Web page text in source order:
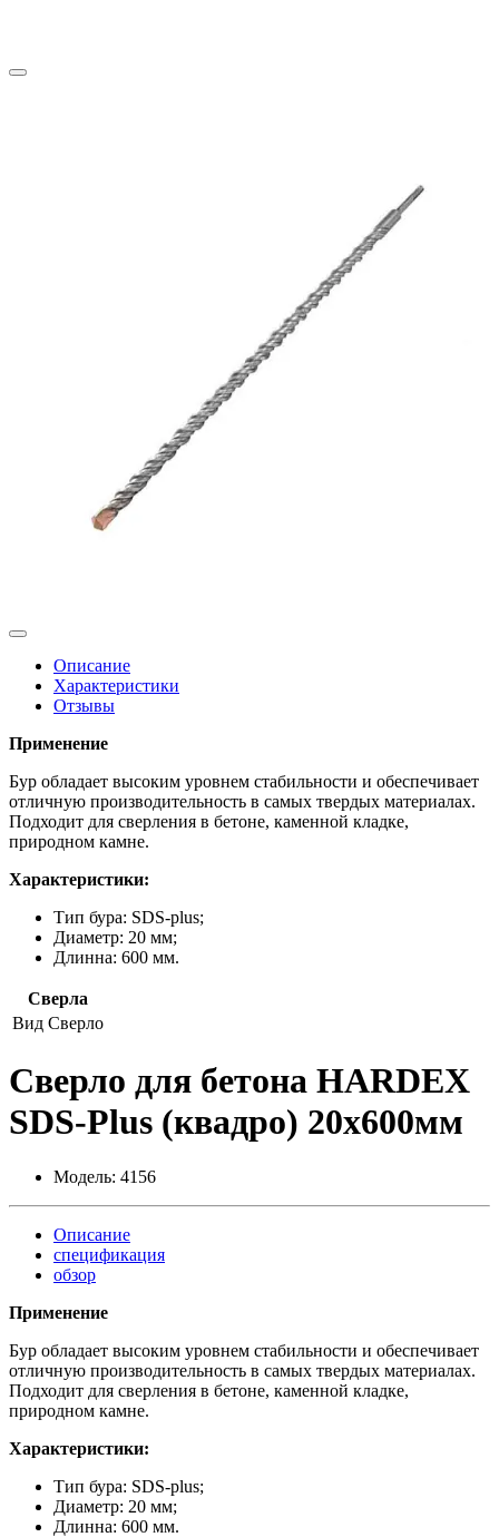
Описание
Характеристики
Отзывы
Применение
Бур обладает высоким уровнем стабильности и обеспечивает
отличную производительность в самых твердых материалах.
Подходит для сверления в бетоне, каменной кладке,
природном камне.
Характеристики:
Тип бура: SDS-plus;
Диаметр: 20 мм;
Длинна: 600 мм.
Сверла
Вид Сверло
Сверло для бетона HARDEX
SDS-Plus (квадро) 20x600мм
Модель: 4156
Описание
спецификация
обзор
Применение
Бур обладает высоким уровнем стабильности и обеспечивает
отличную производительность в самых твердых материалах.
Подходит для сверления в бетоне, каменной кладке,
природном камне.
Характеристики:
Тип бура: SDS-plus;
Диаметр: 20 мм;
Длинна: 600 мм.